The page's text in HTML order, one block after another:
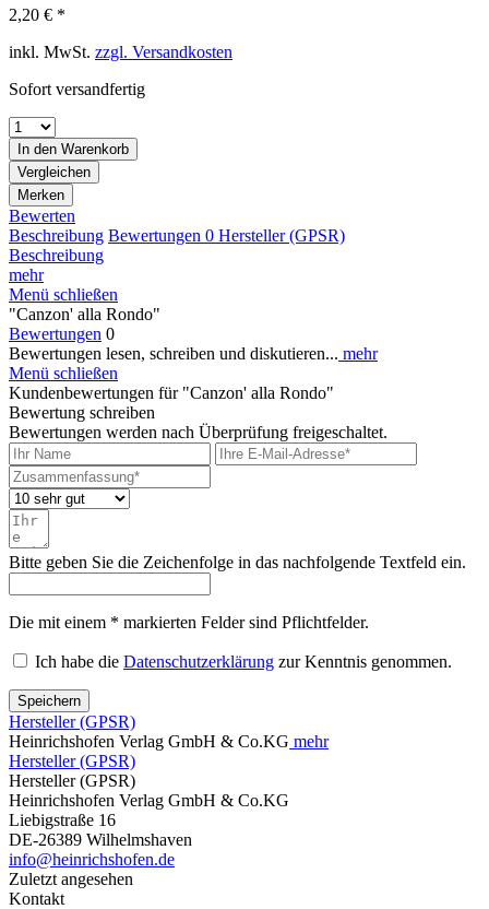
2,20 € *
inkl. MwSt. zzgl. Versandkosten
Sofort versandfertig
In den Warenkorb
Vergleichen
Merken
Bewerten
Beschreibung Bewertungen 0 Hersteller (GPSR)
Beschreibung
mehr
Menü schließen
"Canzon' alla Rondo"
Bewertungen 0
Bewertungen lesen, schreiben und diskutieren... mehr
Menü schließen
Kundenbewertungen für "Canzon' alla Rondo"
Bewertung schreiben
Bewertungen werden nach Überprüfung freigeschaltet.
Bitte geben Sie die Zeichenfolge in das nachfolgende Textfeld ein.
Die mit einem * markierten Felder sind Pflichtfelder.
Ich habe die Datenschutzerklärung zur Kenntnis genommen.
Speichern
Hersteller (GPSR)
Heinrichshofen Verlag GmbH & Co.KG mehr
Hersteller (GPSR)
Hersteller (GPSR)
Heinrichshofen Verlag GmbH & Co.KG
Liebigstraße 16
DE-26389 Wilhelmshaven
info@heinrichshofen.de
Zuletzt angesehen
Kontakt